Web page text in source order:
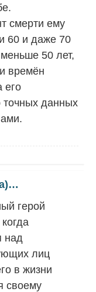
смерти ему
60 и даже 70
50 лет,
времён
его
точных данных
герой
над
лиц
в жизни
своему